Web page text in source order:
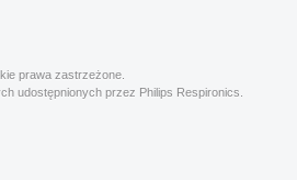
prawa zastrzeżone.
udostępnionych przez Philips Respironics.